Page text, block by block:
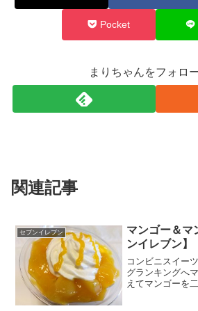
Pocket
まりちゃんをフォロ
関連記事
セブンイレブン
マンゴー＆マ
ンイレブン】
コンビニスイー
グランキングへ
えてマンゴーを